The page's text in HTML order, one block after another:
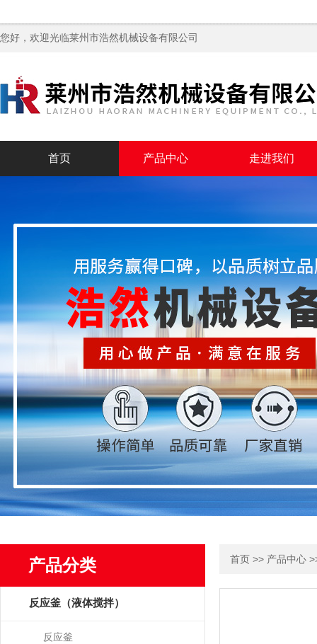
您好，欢迎光临莱州市浩然机械设备有限公司
首页 产品中心 走进我们
产品分类
反应釜（液体搅拌）
反应釜
首页 >> 产品中心